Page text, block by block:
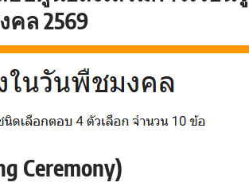
คล 2569
Ceremony)